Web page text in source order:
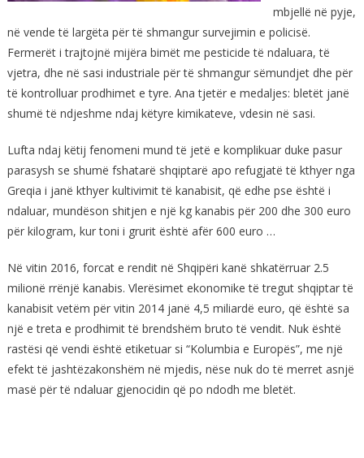
mbjellë në pyje,
në vende të largëta për të shmangur survejimin e policisë.
Fermerët i trajtojnë mijëra bimët me pesticide të ndaluara, të
vjetra, dhe në sasi industriale për të shmangur sëmundjet dhe për
të kontrolluar prodhimet e tyre. Ana tjetër e medaljes: bletët janë
shumë të ndjeshme ndaj këtyre kimikateve, vdesin në sasi.
Lufta ndaj këtij fenomeni mund të jetë e komplikuar duke pasur
parasysh se shumë fshatarë shqiptarë apo refugjatë të kthyer nga
Greqia i janë kthyer kultivimit të kanabisit, që edhe pse është i
ndaluar, mundëson shitjen e një kg kanabis për 200 dhe 300 euro
për kilogram, kur toni i grurit është afër 600 euro …
Në vitin 2016, forcat e rendit në Shqipëri kanë shkatërruar 2.5
milionë rrënjë kanabis. Vlerësimet ekonomike të tregut shqiptar të
kanabisit vetëm për vitin 2014 janë 4,5 miliardë euro, që është sa
një e treta e prodhimit të brendshëm bruto të vendit. Nuk është
rastësi që vendi është etiketuar si “Kolumbia e Europës”, me një
efekt të jashtëzakonshëm në mjedis, nëse nuk do të merret asnjë
masë për të ndaluar gjenocidin që po ndodh me bletët.